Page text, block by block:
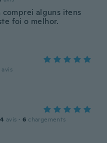
alguns itens
foi o melhor.
avis
avis · 6 chargements